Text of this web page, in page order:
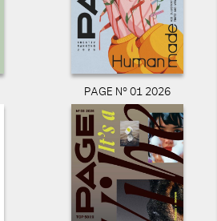
PAGE N° 01 2026